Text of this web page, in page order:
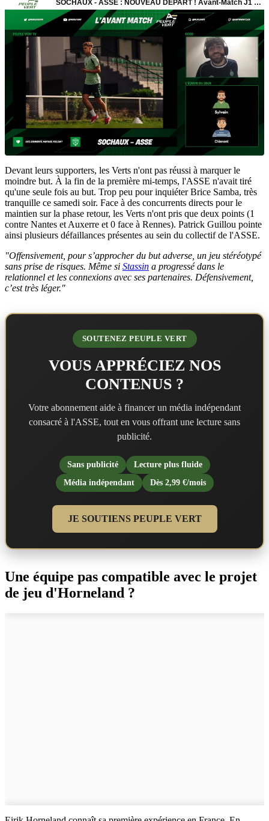
Devant leurs supporters, les Verts n'ont pas réussi à marquer le
moindre but. À la fin de la première mi-temps, l'ASSE n'avait tiré
qu'une seule fois au but. Trop peu pour inquiéter Brice Samba, très
tranquille ce samedi soir. Face à des concurrents directs pour le
maintien sur la phase retour, les Verts n'ont pris que deux points (1
contre Nantes et Auxerre et 0 face à Rennes). Patrick Guillou pointe
ainsi plusieurs défaillances présentes au sein du collectif de l'ASSE.
"Offensivement, pour s’approcher du but adverse, un jeu stéréotypé
sans prise de risques. Même si Stassin a progressé dans le
relationnel et les connexions avec ses partenaires. Défensivement,
c’est très léger."
SOUTENEZ PEUPLE VERT
VOUS APPRÉCIEZ NOS
CONTENUS ?
Votre abonnement aide à financer un média indépendant
consacré à l'ASSE, tout en vous offrant une lecture sans
publicité.
Sans publicité
Lecture plus fluide
Média indépendant
Dès 2,99 €/mois
JE SOUTIENS PEUPLE VERT
Une équipe pas compatible avec le projet
de jeu d'Horneland ?